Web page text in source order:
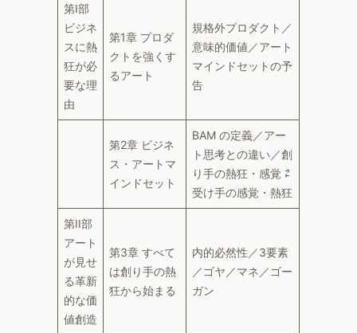
第I部
ビジネ
スに熱
狂が必
要な理
由
第1章 プロダ
クトを強くす
るアート
規格外プロダクト／
意味的価値／アート
マインドセットの予
告
第2章 ビジネ
ス・アートマ
インドセット
BAM の定義／アー
ト思考との違い／創
り手の熱狂・感覚 ⇄
受け手の感覚・熱狂
第II部
アート
が見せ
る革新
的な価
値創造
第3章 すべて
は創り手の熱
狂から始まる
内的必然性／3要素
／ゴヤ／マネ／ゴー
ガン